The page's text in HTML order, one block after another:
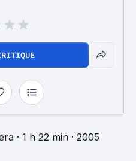
· 1 h 22 min · 2005